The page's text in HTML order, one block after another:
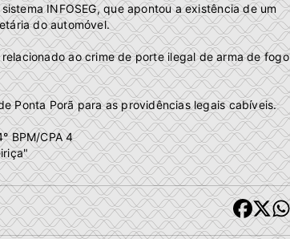
INFOSEG, que apontou a existência de um
do automóvel.
ao crime de porte ilegal de arma de fogo
Ponta Porã para as providências legais cabíveis.
BPM/CPA 4